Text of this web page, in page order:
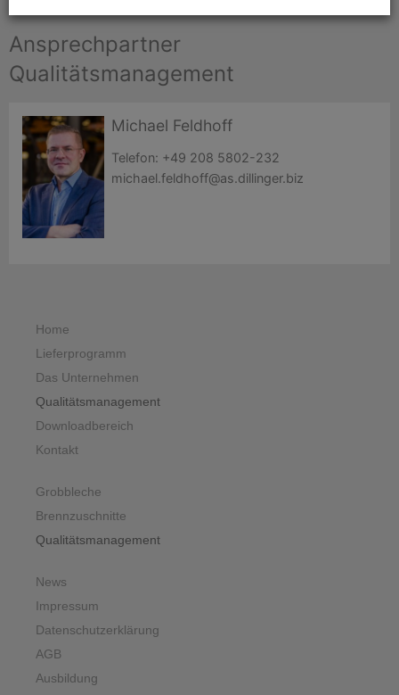
Ansprechpartner
Qualitätsmanagement
Michael Feldhoff
Telefon: +49 208 5802-232
michael.feldhoff@as.dillinger.biz
Home
Lieferprogramm
Das Unternehmen
Qualitätsmanagement
Downloadbereich
Kontakt
Grobbleche
Brennzuschnitte
Qualitätsmanagement
News
Impressum
Datenschutzerklärung
AGB
Ausbildung